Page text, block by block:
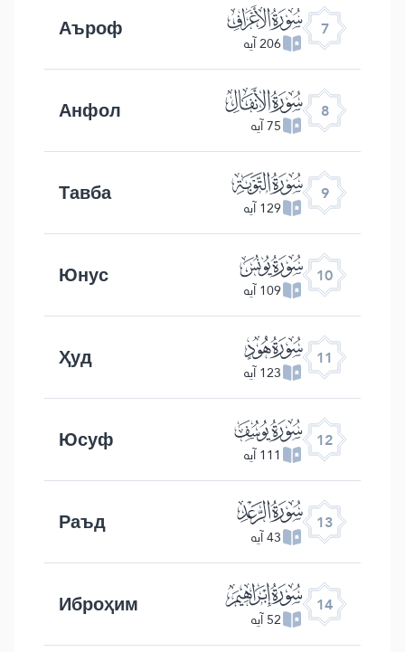
7 ﮓ
206 آیه Аъроф
8 ﮔ
75 آیه Анфол
9 ﮕ
129 آیه Тавба
10 ﮖ
109 آیه Юнус
11 ﮗ
123 آیه Ҳуд
12 ﮘ
111 آیه Юсуф
13 ﮙ
43 آیه Раъд
14 ﮚ
52 آیه Иброҳим